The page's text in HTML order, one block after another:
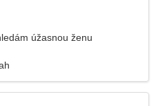
úžasnou ženu